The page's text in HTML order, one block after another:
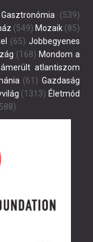
Gasztronómia (539)
(549) Mozaik(85)
(65) Jobbegyenes
(168) Mondom a
atlantiszom
(61) Gazdaság
(1313) Életmód